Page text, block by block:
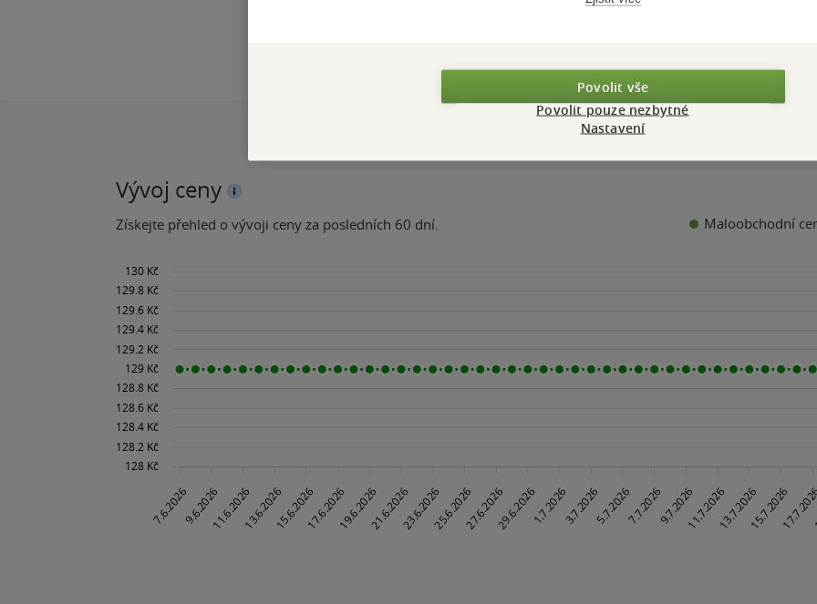
Vývoj ceny
Získejte přehled o vývoji ceny za posledních 60 dní. Maloobchodní
Povolit vše
Povolit pouze nezbytné
Nastavení